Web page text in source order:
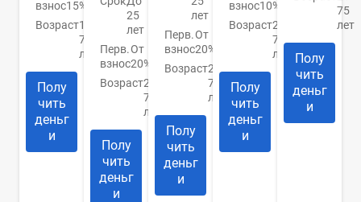
взнос15%
Возраст18-
70
лет
Полу
чить
деньг
и
25
лет
Перв.
взнос
От
20%
Возраст20-
75
лет
Полу
чить
деньг
и
лет
Перв.
взнос
От
20%
Возраст20-
75
лет
Полу
чить
деньг
и
взнос10%
Возраст21-
75
лет
Полу
чить
деньг
и
75
лет
Полу
чить
деньг
и